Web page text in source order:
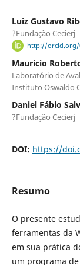
Luiz Gustavo
?Fundação Cecierj
http://orcid.org/
Maurí­cio
Laboratório de
Instituto Oswaldo
Daniel Fábio
?Fundação Cecierj
DOI: https://
Resumo
O presente
ferramentas da
em sua prática
um programa